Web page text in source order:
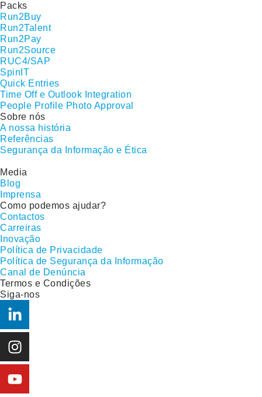
Packs
Run2Buy
Run2Talent
Run2Pay
Run2Source
RUC4/SAP
SpinIT
Quick Entries
Time Off e Outlook Integration
People Profile Photo Approval
Sobre nós
A nossa história
Referências
Segurança da Informação e Ética
Media
Blog
Imprensa
Como podemos ajudar?
Contactos
Carreiras
Inovação
Política de Privacidade
Política de Segurança da Informação
Canal de Denúncia
Termos e Condições
Siga-nos